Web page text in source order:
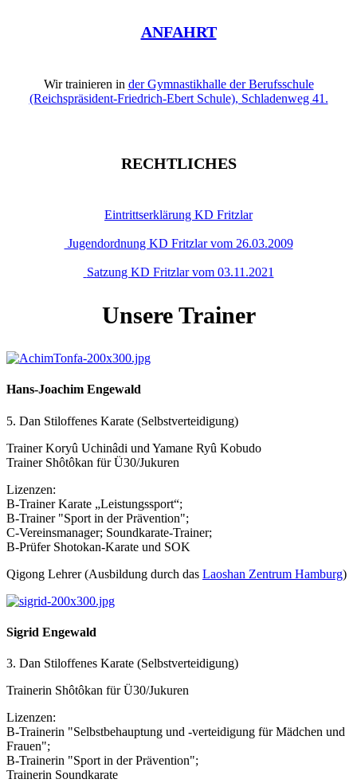
ANFAHRT
Wir trainieren in der Gymnastikhalle der Berufsschule
(Reichspräsident-Friedrich-Ebert Schule), Schladenweg 41.
RECHTLICHES
Eintrittserklärung KD Fritzlar
Jugendordnung KD Fritzlar vom 26.03.2009
Satzung KD Fritzlar vom 03.11.2021
Unsere Trainer
Hans-Joachim Engewald
5. Dan Stiloffenes Karate (Selbstverteidigung)
Trainer Koryû Uchinâdi und Yamane Ryû Kobudo
Trainer Shôtôkan für Ü30/Jukuren
Lizenzen:
B-Trainer Karate „Leistungssport“;
B-Trainer "Sport in der Prävention";
C-Vereinsmanager; Soundkarate-Trainer;
B-Prüfer Shotokan-Karate und SOK
Qigong Lehrer (Ausbildung durch das Laoshan Zentrum Hamburg)
Sigrid Engewald
3. Dan Stiloffenes Karate (Selbstverteidigung)
Trainerin Shôtôkan für Ü30/Jukuren
Lizenzen:
B-Trainerin "Selbstbehauptung und -verteidigung für Mädchen und
Frauen";
B-Trainerin "Sport in der Prävention";
Trainerin Soundkarate